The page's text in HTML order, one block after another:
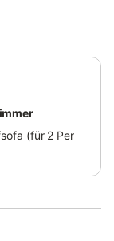
della
der Unterkunft
und gegen eine
vermietet;
(für 2 Per